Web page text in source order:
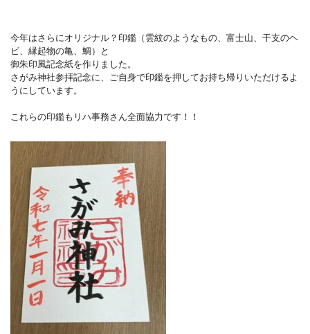
今年はさらにオリジナル？印鑑（雲紋のようなもの、富士山、干支のヘ
ビ、縁起物の亀、鯛）と
御朱印風記念紙を作りました。
さがみ神社参拝記念に、ご自身で印鑑を押してお持ち帰りいただけるよ
うにしています。
これらの印鑑もリハ事務さん全面協力です！！